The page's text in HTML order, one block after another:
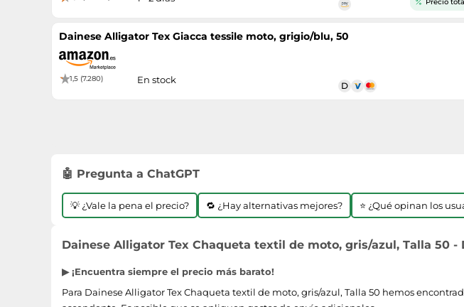
Dainese Alligator Tex Giacca tessile moto, grigio/blu, 50
1,5 (7.280) En stock
🤖 Pregunta a ChatGPT
💡 ¿Vale la pena el precio? 🔁 ¿Hay alternativas mejores? ⭐ ¿Qué opinan los
Dainese Alligator Tex Chaqueta textil de moto, gris/azul, Talla 50 -
▶ ¡Encuentra siempre el precio más barato!
Para Dainese Alligator Tex Chaqueta textil de moto, gris/azul, Talla 50 hemos